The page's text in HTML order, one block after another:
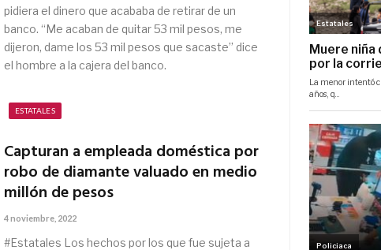
pidiera el dinero que acababa de retirar de un
banco. “Me acaban de quitar 53 mil pesos, me
dijeron, dame los 53 mil pesos que sacaste” dice
el hombre a la cajera del banco.
ESTATALES
Capturan a empleada doméstica por
robo de diamante valuado en medio
millón de pesos
4 noviembre, 2022
#Estatales Los hechos por los que fue sujeta a